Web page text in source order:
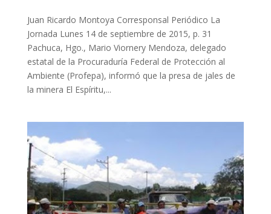
Juan Ricardo Montoya Corresponsal Periódico La
Jornada Lunes 14 de septiembre de 2015, p. 31
Pachuca, Hgo., Mario Viornery Mendoza, delegado
estatal de la Procuraduría Federal de Protección al
Ambiente (Profepa), informó que la presa de jales de
la minera El Espíritu,...